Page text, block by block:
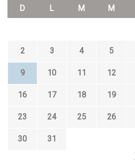
D L M M
2 3 4 5
9 10 11 12
16 17 18 19
23 24 25 26
30
31